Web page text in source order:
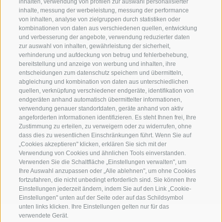
inhalte, messung der werbeleistung, messung der performance
von inhalten, analyse von zielgruppen durch statistiken oder
kombinationen von daten aus verschiedenen quellen, entwicklung
und verbesserung der angebote, verwendung reduzierter daten
zur auswahl von inhalten, gewährleistung der sicherheit,
verhinderung und aufdeckung von betrug und fehlerbehebung,
bereitstellung und anzeige von werbung und inhalten, ihre
entscheidungen zum datenschutz speichern und übermitteln,
abgleichung und kombination von daten aus unterschiedlichen
quellen, verknüpfung verschiedener endgeräte, identifikation von
endgeräten anhand automatisch übermittelter informationen,
verwendung genauer standortdaten, geräte anhand von aktiv
angeforderten informationen identifizieren. Es steht Ihnen frei, Ihre
Zustimmung zu erteilen, zu verweigern oder zu widerrufen, ohne
dass dies zu wesentlichen Einschränkungen führt. Wenn Sie auf
„Cookies akzeptieren" klicken, erklären Sie sich mit der
Verwendung von Cookies und ähnlichen Tools einverstanden.
Verwenden Sie die Schaltfläche „Einstellungen verwalten", um
Ihre Auswahl anzupassen oder „Alle ablehnen", um ohne Cookies
fortzufahren, die nicht unbedingt erforderlich sind. Sie können Ihre
Einstellungen jederzeit ändern, indem Sie auf den Link „Cookie-
Einstellungen" unten auf der Seite oder auf das Schildsymbol
unten links klicken. Ihre Einstellungen gelten nur für das
verwendete Gerät.
+39 0474 910070
info@loewe-dolomites.com
Hotel Loewe - Boznerstraße
6
39038 Innichen/Vierschach
Hochpustertal - Südtirol